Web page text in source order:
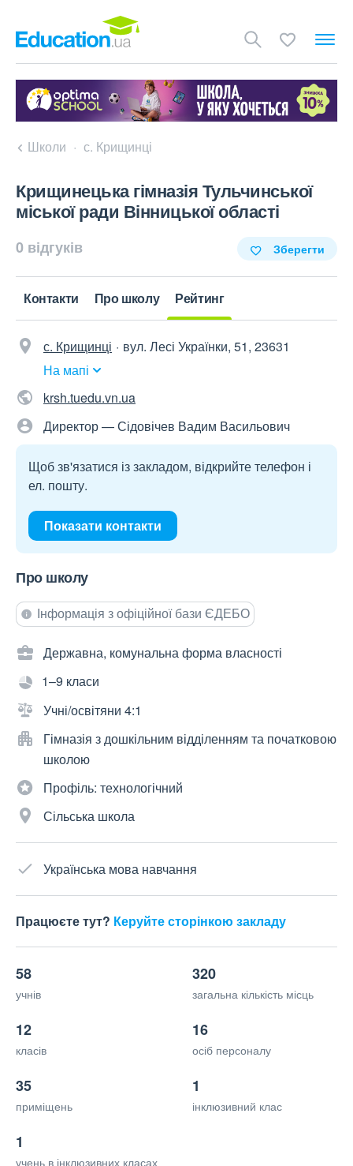
Школи с. Крищинці
Крищинецька гімназія Тульчинської
міської ради Вінницької області
0 відгуків Зберегти
Контакти Про школу Рейтинг
с. Крищинці
вул. Лесі Українки, 51, 23631
На мапі
krsh.tuedu.vn.ua
Директор — Сідовічев Вадим Васильович
Щоб зв'язатися із закладом, відкрийте телефон і
ел. пошту.
Показати контакти
Про школу
Інформація з офіційної бази ЄДЕБО
Державна, комунальна форма власності
1–9 класи
Учні/освітяни 4:1
Гімназія з дошкільним відділенням та початковою
школою
Профіль: технологічний
Сільська школа
Українська мова навчання
Працюєте тут? Керуйте сторінкою закладу
58
учнів
320
загальна кількість місць
12
класів
16
осіб персоналу
35
приміщень
1
інклюзивний клас
1
учень в інклюзивних класах